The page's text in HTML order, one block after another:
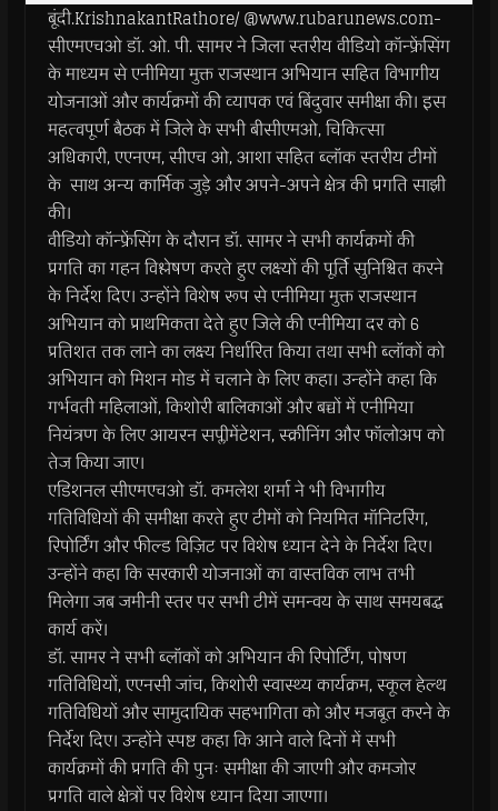
बूंदी.KrishnakantRathore/ @www.rubarunews.com-
सीएमएचओ डॉ. ओ. पी. सामर ने जिला स्तरीय वीडियो कॉन्फ्रेंसिंग
के माध्यम से एनीमिया मुक्त राजस्थान अभियान सहित विभागीय
योजनाओं और कार्यक्रमों की व्यापक एवं बिंदुवार समीक्षा की। इस
महत्वपूर्ण बैठक में जिले के सभी बीसीएमओ, चिकित्सा
अधिकारी, एएनएम, सीएच ओ, आशा सहित ब्लॉक स्तरीय टीमों
के साथ अन्य कार्मिक जुड़े और अपने-अपने क्षेत्र की प्रगति साझी
की।
वीडियो कॉन्फ्रेंसिंग के दौरान डॉ. सामर ने सभी कार्यक्रमों की
प्रगति का गहन विश्लेषण करते हुए लक्ष्यों की पूर्ति सुनिश्चित करने
के निर्देश दिए। उन्होंने विशेष रूप से एनीमिया मुक्त राजस्थान
अभियान को प्राथमिकता देते हुए जिले की एनीमिया दर को 6
प्रतिशत तक लाने का लक्ष्य निर्धारित किया तथा सभी ब्लॉकों को
अभियान को मिशन मोड में चलाने के लिए कहा। उन्होंने कहा कि
गर्भवती महिलाओं, किशोरी बालिकाओं और बच्चों में एनीमिया
नियंत्रण के लिए आयरन सप्लीमेंटेशन, स्क्रीनिंग और फॉलोअप को
तेज किया जाए।
एडिशनल सीएमएचओ डॉ. कमलेश शर्मा ने भी विभागीय
गतिविधियों की समीक्षा करते हुए टीमों को नियमित मॉनिटरिंग,
रिपोर्टिंग और फील्ड विज़िट पर विशेष ध्यान देने के निर्देश दिए।
उन्होंने कहा कि सरकारी योजनाओं का वास्तविक लाभ तभी
मिलेगा जब जमीनी स्तर पर सभी टीमें समन्वय के साथ समयबद्ध
कार्य करें।
डॉ. सामर ने सभी ब्लॉकों को अभियान की रिपोर्टिंग, पोषण
गतिविधियों, एएनसी जांच, किशोरी स्वास्थ्य कार्यक्रम, स्कूल हेल्थ
गतिविधियों और सामुदायिक सहभागिता को और मजबूत करने के
निर्देश दिए। उन्होंने स्पष्ट कहा कि आने वाले दिनों में सभी
कार्यक्रमों की प्रगति की पुनः समीक्षा की जाएगी और कमजोर
प्रगति वाले क्षेत्रों पर विशेष ध्यान दिया जाएगा।